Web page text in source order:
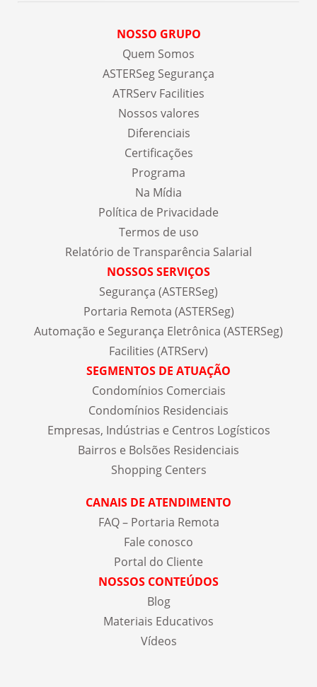
NOSSO GRUPO
Quem Somos
ASTERSeg Segurança
ATRServ Facilities
Nossos valores
Diferenciais
Certificações
Programa
Na Mídia
Política de Privacidade
Termos de uso
Relatório de Transparência Salarial
NOSSOS SERVIÇOS
Segurança (ASTERSeg)
Portaria Remota (ASTERSeg)
Automação e Segurança Eletrônica (ASTERSeg)
Facilities (ATRServ)
SEGMENTOS DE ATUAÇÃO
Condomínios Comerciais
Condomínios Residenciais
Empresas, Indústrias e Centros Logísticos
Bairros e Bolsões Residenciais
Shopping Centers
CANAIS DE ATENDIMENTO
FAQ – Portaria Remota
Fale conosco
Portal do Cliente
NOSSOS CONTEÚDOS
Blog
Materiais Educativos
Vídeos